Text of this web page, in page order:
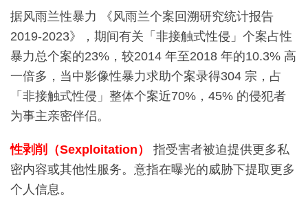
据风雨兰性暴力 《风雨兰个案回溯研究统计报告
2019-2023》，期间有关「非接触式性侵」个案占性
暴力总个案的23%，较2014 年至2018 年的10.3% 高
一倍多，当中影像性暴力求助个案录得304 宗，占
「非接触式性侵」整体个案近70%，45% 的侵犯者
为事主亲密伴侣。
性剥削（Sexploitation）
指受害者被迫提供更多私
密内容或其他性服务。意指在曝光的威胁下提取更多
个人信息。